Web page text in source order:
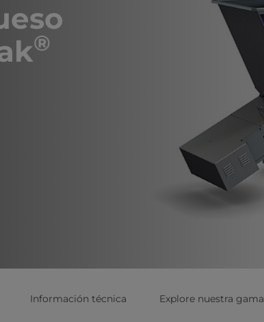
®
Información técnica Explore nuestra gama